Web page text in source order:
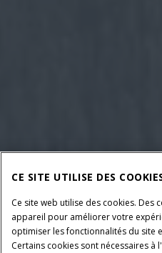
CE SITE UTILISE DES
Ce site web utilise des cookies. Des
appareil pour améliorer votre
optimiser les fonctionnalités du site
Certains cookies sont nécessaires